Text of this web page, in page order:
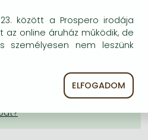
kicsit lassabban
között a Prospero irodája
az online áruház működik, de
személyesen nem leszünk
ELFOGADOM